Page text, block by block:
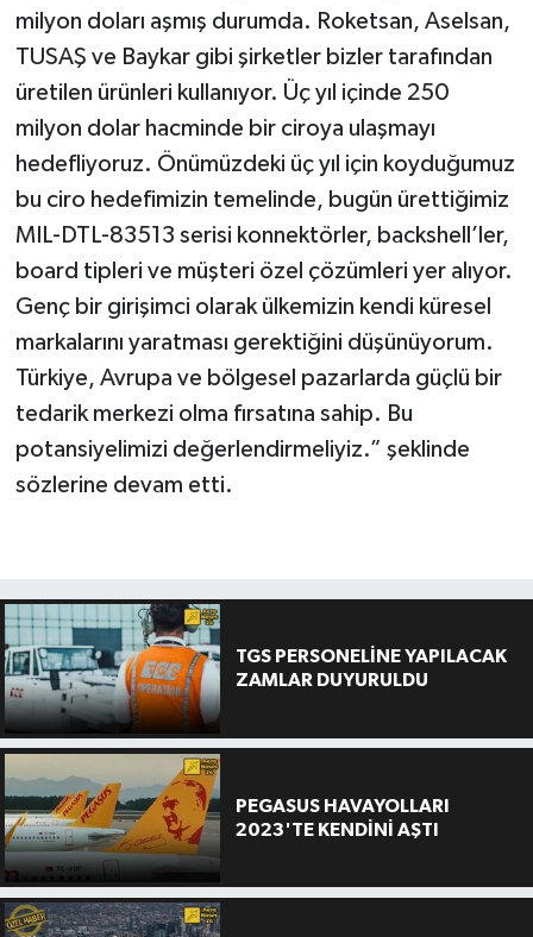
milyon doları aşmış durumda. Roketsan, Aselsan,
TUSAŞ ve Baykar gibi şirketler bizler tarafından
üretilen ürünleri kullanıyor. Üç yıl içinde 250
milyon dolar hacminde bir ciroya ulaşmayı
hedefliyoruz. Önümüzdeki üç yıl için koyduğumuz
bu ciro hedefimizin temelinde, bugün ürettiğimiz
MIL-DTL-83513 serisi konnektörler, backshell’ler,
board tipleri ve müşteri özel çözümleri yer alıyor.
Genç bir girişimci olarak ülkemizin kendi küresel
markalarını yaratması gerektiğini düşünüyorum.
Türkiye, Avrupa ve bölgesel pazarlarda güçlü bir
tedarik merkezi olma fırsatına sahip. Bu
potansiyelimizi değerlendirmeliyiz.” şeklinde
sözlerine devam etti.
TGS PERSONELİNE YAPILACAK
ZAMLAR DUYURULDU
PEGASUS HAVAYOLLARI
2023'TE KENDİNİ AŞTI